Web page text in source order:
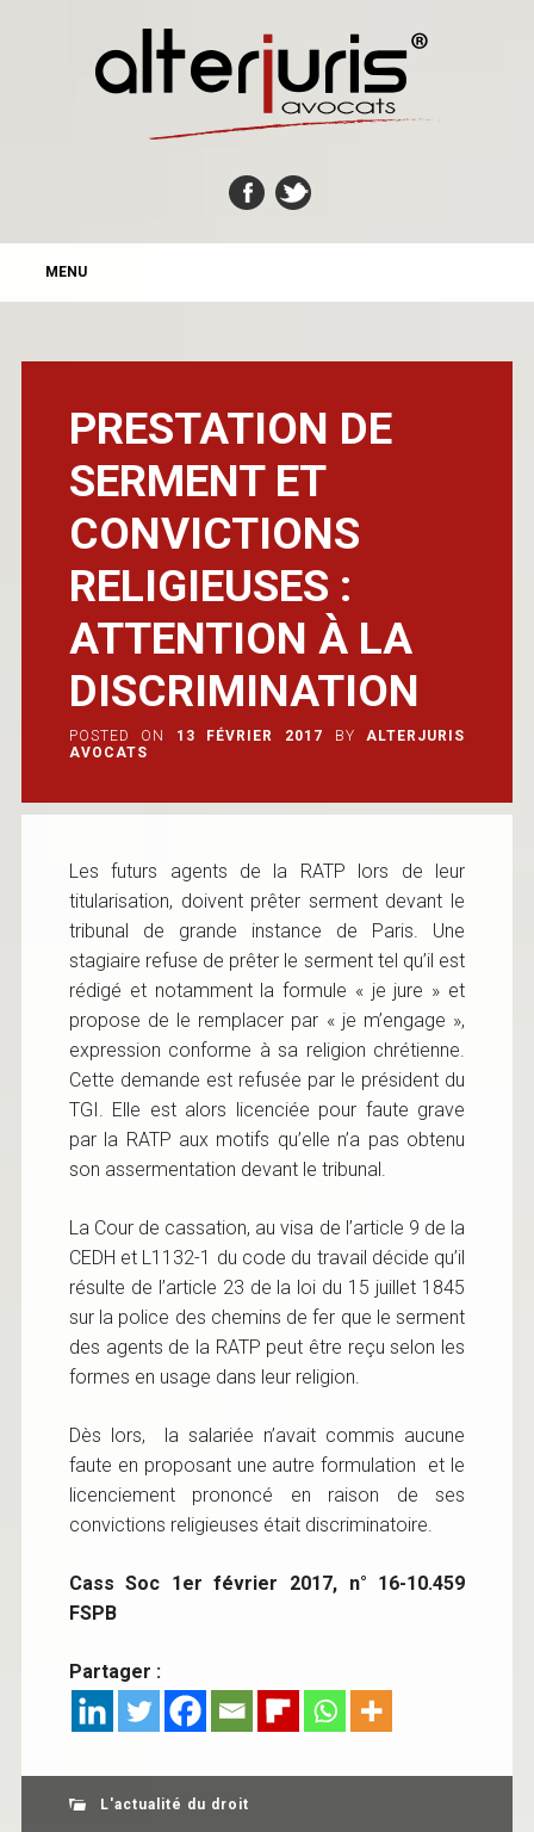
MAIN MENU
MENU
PRESTATION DE
SERMENT ET
CONVICTIONS
RELIGIEUSES :
ATTENTION À LA
DISCRIMINATION
POSTED ON 13 FÉVRIER 2017 BY
ALTERJURIS
AVOCATS
Les futurs agents de la RATP lors de leur
titularisation, doivent prêter serment devant le
tribunal de grande instance de Paris. Une
stagiaire refuse de prêter le serment tel qu’il est
rédigé et notamment la formule « je jure » et
propose de le remplacer par « je m’engage »,
expression conforme à sa religion chrétienne.
Cette demande est refusée par le président du
TGI. Elle est alors licenciée pour faute grave
par la RATP aux motifs qu’elle n’a pas obtenu
son assermentation devant le tribunal.
La Cour de cassation, au visa de l’article 9 de la
CEDH et L1132-1 du code du travail décide qu’il
résulte de l’article 23 de la loi du 15 juillet 1845
sur la police des chemins de fer que le serment
des agents de la RATP peut être reçu selon les
formes en usage dans leur religion.
Dès lors, la salariée n’avait commis aucune
faute en proposant une autre formulation et le
licenciement prononcé en raison de ses
convictions religieuses était discriminatoire.
Cass Soc 1er février 2017, n° 16-10.459
FSPB
Partager :
L'actualité du droit